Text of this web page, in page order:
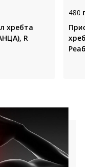
хребта
R
480